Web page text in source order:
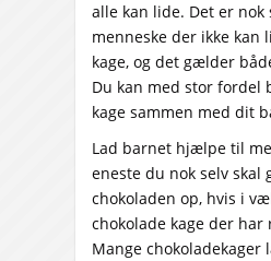
alle kan lide. Det er
menneske der ikke kan
kage, og det gælder
Du kan med stor fordel
kage sammen med dit
Lad barnet hjælpe til
eneste du nok selv skal
chokoladen op, hvis i
chokolade kage der har
Mange chokoladekager